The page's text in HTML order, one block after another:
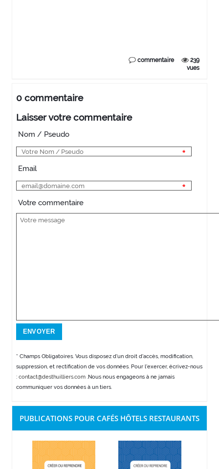
commentaire
239
vues
0 commentaire
Laisser votre commentaire
Nom / Pseudo
Email
Votre commentaire
* Champs Obligatoires. Vous disposez d'un droit d'accès, modification,
suppression, et rectification de vos données. Pour l'exercer, écrivez-nous
: contact@desthuilliers.com.Nous nous engageons à ne jamais
communiquer vos données à un tiers.
PUBLICATIONS POUR CAFÉS HÔTELS RESTAURANTS